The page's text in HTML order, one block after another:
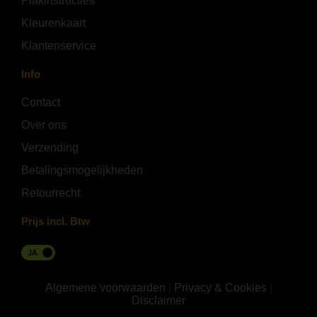
Kleurenkaart
Klantenservice
Info
Contact
Over ons
Verzending
Betalingsmogelijkheden
Retourrecht
Prijs incl. Btw
JA
Algemene voorwaarden Privacy & Cookies
Disclaimer